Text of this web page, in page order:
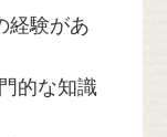
経験があ
的な知識